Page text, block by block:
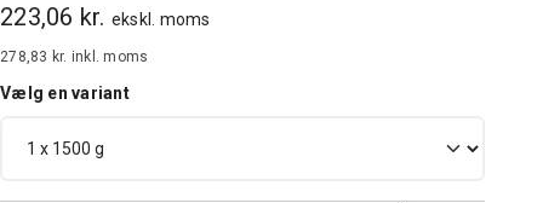
223,06 kr. ekskl. moms
278,83 kr. inkl. moms
Vælg en variant